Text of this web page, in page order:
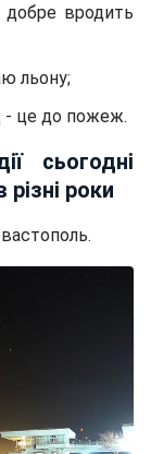
вродить
льону;
- це до пожеж.
сьогодні
різні роки